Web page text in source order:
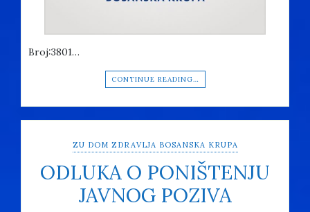
Broj:3801…
CONTINUE READING…
ZU DOM ZDRAVLJA BOSANSKA KRUPA
ODLUKA O PONIŠTENJU
JAVNOG POZIVA